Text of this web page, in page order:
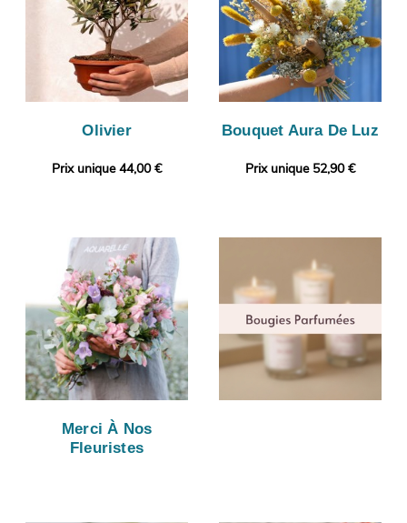
Olivier
Prix unique 44,00 €
Bouquet Aura De Luz
Prix unique 52,90 €
Merci À Nos
Fleuristes